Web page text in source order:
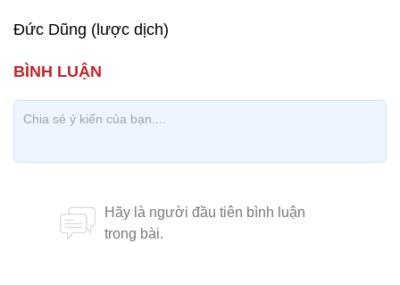
Đức Dũng (lược dịch)